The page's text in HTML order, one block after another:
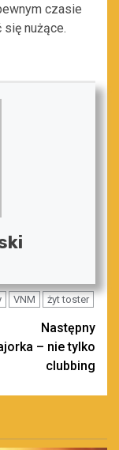
czasie
nużące.
VNM żyt toster
Następny
– nie tylko
clubbing